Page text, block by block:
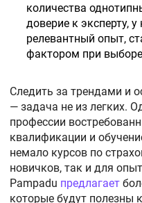
количества
доверие к эксперту,
релевантный опыт,
фактором при
Следить за трендами и
— задача не из легких.
профессии
квалификации и
немало курсов по
новичков, так и для
Pampadu предлагает
которые будут полезны